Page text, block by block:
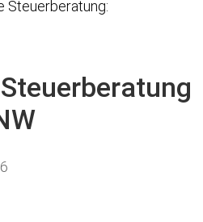
Steuerberatung: